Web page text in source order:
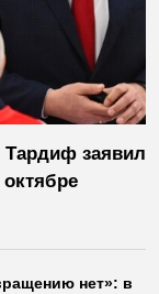
Тардиф заявил
нет»: в